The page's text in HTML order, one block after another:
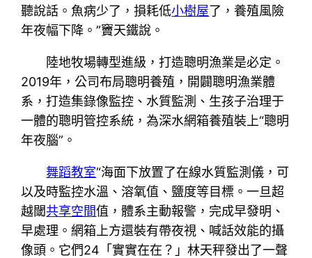
聽說話。魚病少了，損耗低小樹屋了，養殖風險
年夜幅下降。”竇天鐵說。
陸地牧場轉型進級，打造聰明漁業是必定。
2019年，公司布局聰明養殖，開闢聰明漁業體
系，打造集錄像監控、水質監測、生孩子治理于
一體的聰明管控系統，為深水網箱養殖裝上“聰明
年夜腦”。
舞蹈教室“海面下放置了在線水質監測儀，可
以及時監控水溫、溶氧值、鹽度等目標。一旦超
越閾共享空間值，體系主動報警，完成早發明、
早處理。網箱上方還裝有帶夜視、喊話效能的攝
像頭。它們24「實實在在？」林天秤發出了一聲